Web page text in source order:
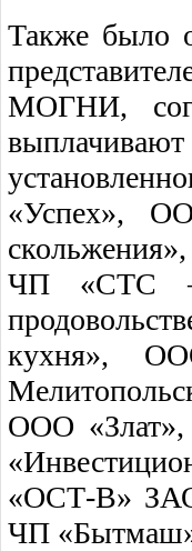
Также было
МОГНИ,
«Успех»,
ЧП «СТС –
кухня»,
ООО
«ОСТ-В»
ЧП